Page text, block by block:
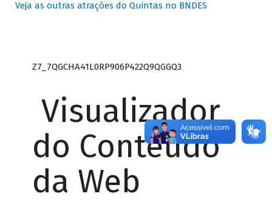
Veja as outras atrações do Quintas no BNDES
Z7_7QGCHA41L0RP906P422Q9QGGQ3
Visualizador
do Conteúdo
da Web